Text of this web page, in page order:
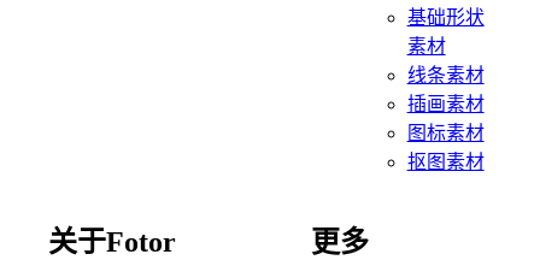
基础形状
素材
线条素材
插画素材
图标素材
抠图素材
关于Fotor 更多